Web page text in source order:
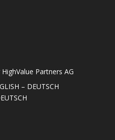
Partners AG
– DEUTSCH